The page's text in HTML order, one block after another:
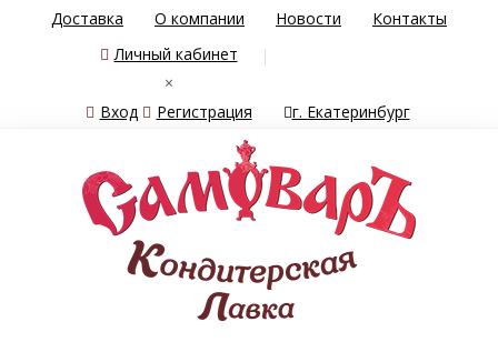
Доставка О компании Новости
Контакты
Личный кабинет
×
Вход
Регистрация г. Екатеринбург